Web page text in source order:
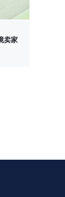
卖家